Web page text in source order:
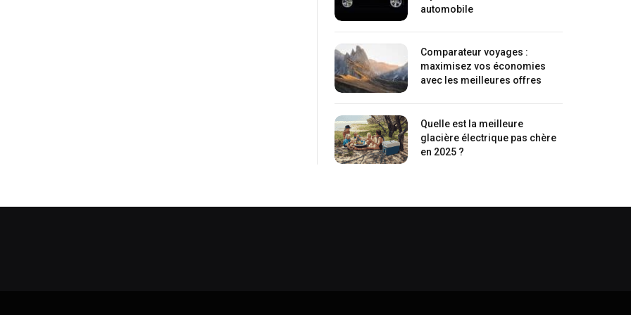
automobile
Comparateur voyages :
maximisez vos économies
avec les meilleures offres
Quelle est la meilleure
glacière électrique pas chère
en 2025 ?